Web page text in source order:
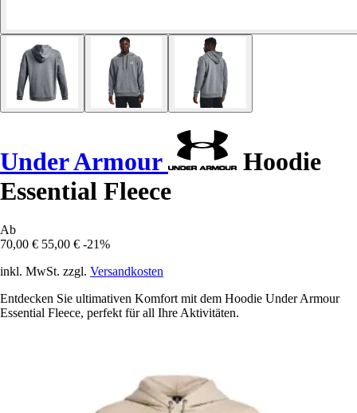
Under Armour
Hoodie
Essential Fleece
Ab
70,00 € 55,00 € -21%
inkl. MwSt. zzgl. Versandkosten
Entdecken Sie ultimativen Komfort mit dem Hoodie Under Armour
Essential Fleece, perfekt für all Ihre Aktivitäten.